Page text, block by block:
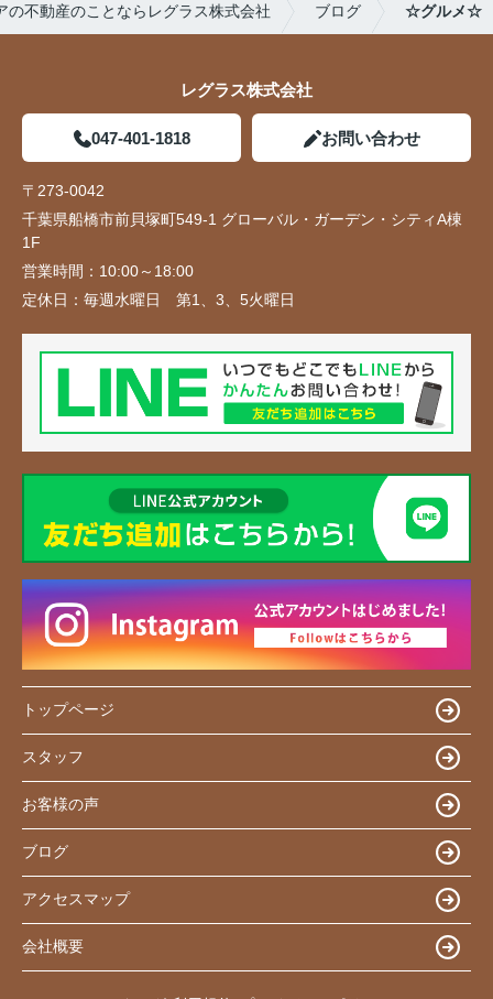
の不動産のことならレグラス株式会社 ブログ ☆グルメ☆
レグラス株式会社
047-401-1818 お問い合わせ
〒273-0042
千葉県船橋市前貝塚町549-1 グローバル・ガーデン・シティA棟
1F
営業時間： 10:00～18:00
定休日： 毎週水曜日 第1、3、5火曜日
トップページ
スタッフ
お客様の声
ブログ
アクセスマップ
会社概要